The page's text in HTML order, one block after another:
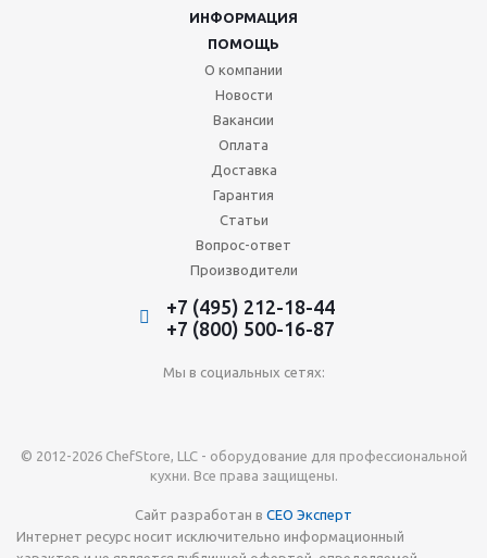
ИНФОРМАЦИЯ
ПОМОЩЬ
О компании
Новости
Вакансии
Оплата
Доставка
Гарантия
Статьи
Вопрос-ответ
Производители
+7 (495) 212-18-44
+7 (800) 500-16-87
Мы в социальных сетях:
© 2012-2026 ChefStore, LLC - оборудование для профессиональной
кухни. Все права защищены.
Сайт разработан в СЕО Эксперт
Интернет ресурс носит исключительно информационный